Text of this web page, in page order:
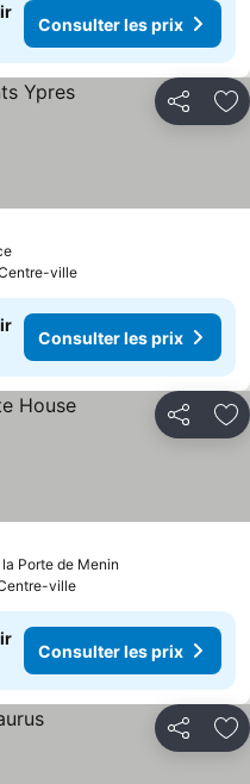
Consulter les prix
Partager
ville
Consulter les prix
Partager
Porte de Menin
ville
Consulter les prix
Partager